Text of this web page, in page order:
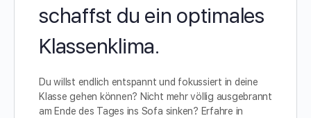
schaffst du ein optimales
Klassenklima.
Du willst endlich entspannt und fokussiert in deine
Klasse gehen können? Nicht mehr völlig ausgebrannt
am Ende des Tages ins Sofa sinken? Erfahre in